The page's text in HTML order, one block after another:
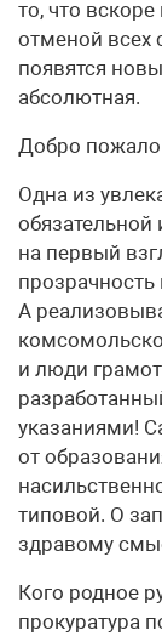
то, что
отменой всех
появятся
абсолютная.
Добро
Одна из
на первый
А
и люди
указаниями!
от
типовой. О
здравому
Кого родное
прокуратура